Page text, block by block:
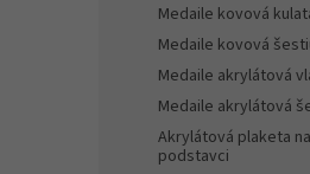
Medaile kovová
Medaile kovová
Medaile akrylátová
Medaile akrylátová
Akrylátová plaketa
podstavci